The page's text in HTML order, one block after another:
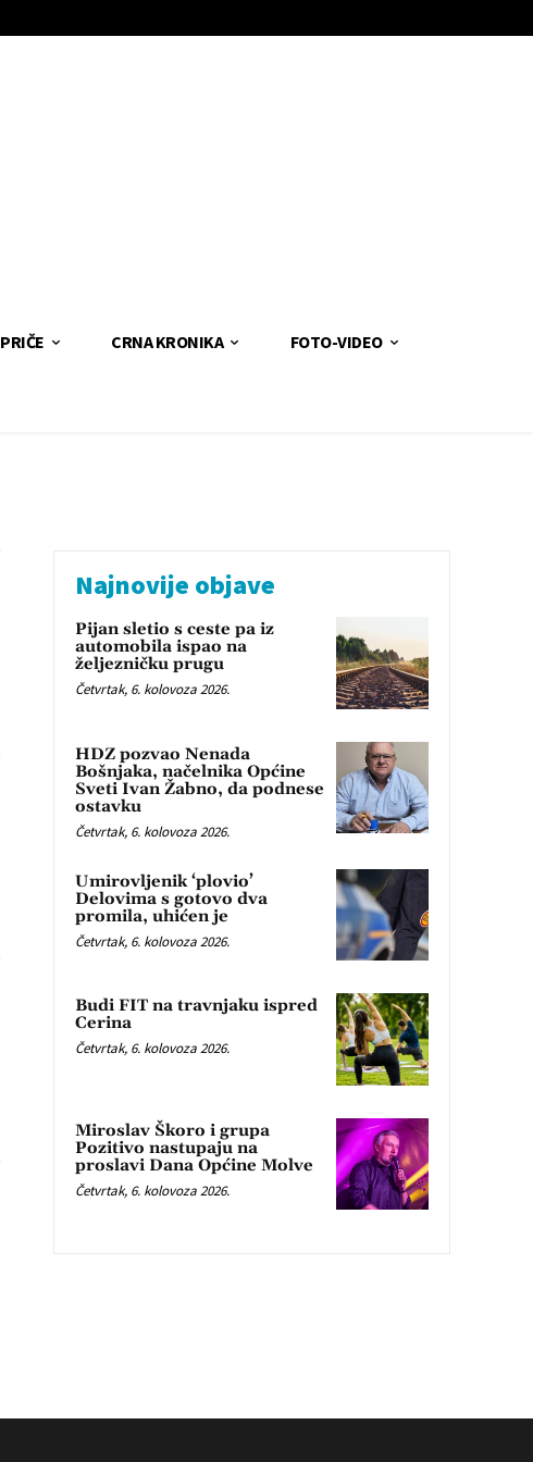
PRIČE CRNA KRONIKA FOTO-VIDEO
Najnovije objave
Pijan sletio s ceste pa iz
automobila ispao na
željezničku prugu
Četvrtak, 6. kolovoza 2026.
HDZ pozvao Nenada
Bošnjaka, načelnika Općine
Sveti Ivan Žabno, da podnese
ostavku
Četvrtak, 6. kolovoza 2026.
Umirovljenik ‘plovio’
Delovima s gotovo dva
promila, uhićen je
Četvrtak, 6. kolovoza 2026.
Budi FIT na travnjaku ispred
Cerina
Četvrtak, 6. kolovoza 2026.
Miroslav Škoro i grupa
Pozitivo nastupaju na
proslavi Dana Općine Molve
Četvrtak, 6. kolovoza 2026.